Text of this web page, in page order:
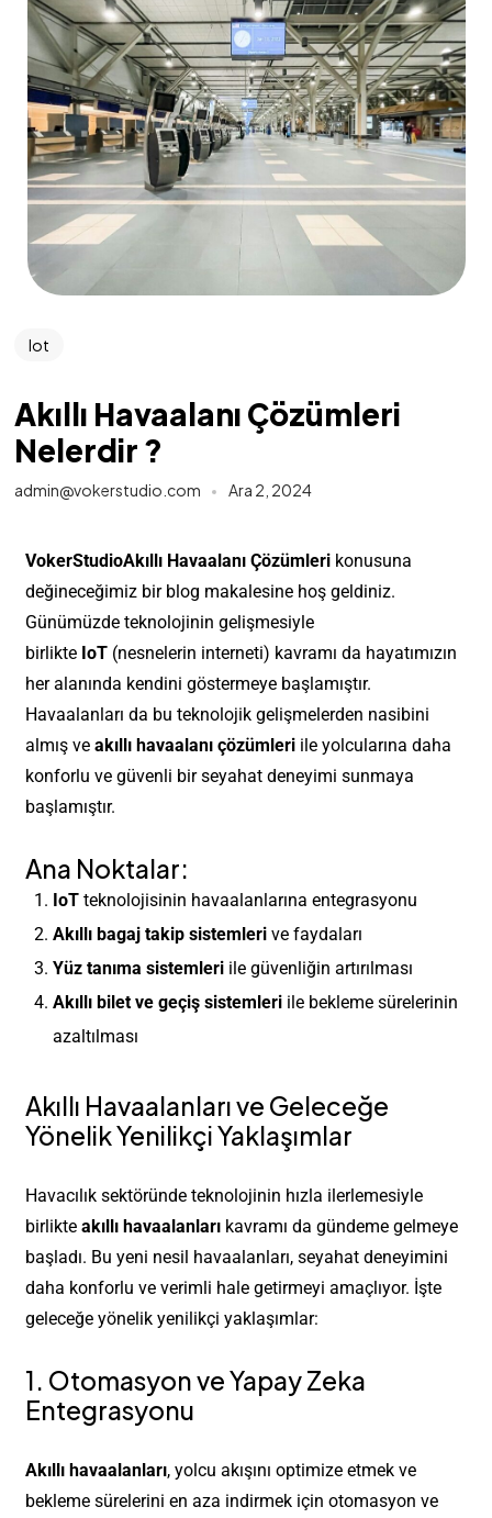
Iot
Akıllı Havaalanı Çözümleri
Nelerdir ?
admin@vokerstudio.com Ara 2, 2024
VokerStudioAkıllı Havaalanı Çözümlerikonusuna
değineceğimiz bir blog makalesine hoş geldiniz.
Günümüzde teknolojinin gelişmesiyle
birlikte IoT(nesnelerin interneti) kavramı da hayatımızın
her alanında kendini göstermeye başlamıştır.
Havaalanları da bu teknolojik gelişmelerden nasibini
almış ve akıllı havaalanı çözümleriile yolcularına daha
konforlu ve güvenli bir seyahat deneyimi sunmaya
başlamıştır.
Ana Noktalar:
IoTteknolojisinin havaalanlarına entegrasyonu
Akıllı bagaj takip sistemlerive faydaları
Yüz tanıma sistemleriile güvenliğin artırılması
Akıllı bilet ve geçiş sistemleriile bekleme sürelerinin
azaltılması
Akıllı Havaalanları ve Geleceğe
Yönelik Yenilikçi Yaklaşımlar
Havacılık sektöründe teknolojinin hızla ilerlemesiyle
birlikte akıllı havaalanlarıkavramı da gündeme gelmeye
başladı. Bu yeni nesil havaalanları, seyahat deneyimini
daha konforlu ve verimli hale getirmeyi amaçlıyor. İşte
geleceğe yönelik yenilikçi yaklaşımlar:
1. Otomasyon ve Yapay Zeka
Entegrasyonu
Akıllı havaalanları, yolcu akışını optimize etmek ve
bekleme sürelerini en aza indirmek için otomasyon ve